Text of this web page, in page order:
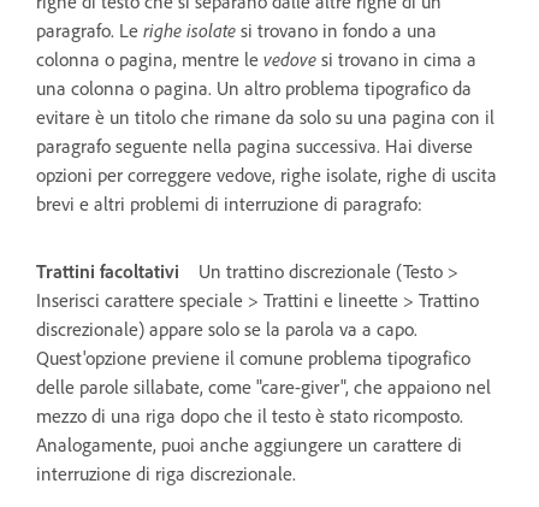
paragrafo. Le righe isolate si trovano in fondo a una
colonna o pagina, mentre le vedove si trovano in cima a
una colonna o pagina. Un altro problema tipografico da
evitare è un titolo che rimane da solo su una pagina con il
paragrafo seguente nella pagina successiva. Hai diverse
opzioni per correggere vedove, righe isolate, righe di uscita
brevi e altri problemi di interruzione di paragrafo:
Trattini facoltativi
Un trattino discrezionale (Testo >
Inserisci carattere speciale > Trattini e lineette > Trattino
discrezionale) appare solo se la parola va a capo.
Quest'opzione previene il comune problema tipografico
delle parole sillabate, come "care-giver", che appaiono nel
mezzo di una riga dopo che il testo è stato ricomposto.
Analogamente, puoi anche aggiungere un carattere di
interruzione di riga discrezionale.